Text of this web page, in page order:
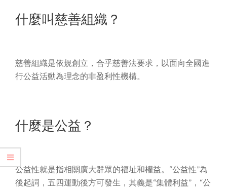
什麼叫慈善組織？
慈善組織是依規創立，合乎慈善法要求，以面向全國進
行公益活動為理念的非盈利性機構。
什麼是公益？
公益性就是指相關廣大群眾的福址和權益。“公益性”為
後起詞，五四運動後方可發生，其義是“集體利益”，“公